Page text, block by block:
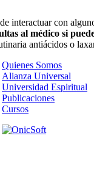
interactuar con
al médico si
antiácidos o
Quienes Somos
Alianza Universal
Universidad Espiritual
Publicaciones
Cursos